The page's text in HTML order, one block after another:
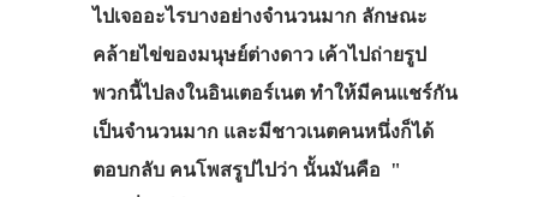
ไปเจออะไรบางอย่างจำนวนมาก ลักษณะ
คล้ายไข่ของมนุษย์ต่างดาว เค้าไปถ่ายรูป
พวกนี้ไปลงในอินเตอร์เนต ทำให้มีคนแชร์กัน
เป็นจำนวนมาก และมีชาวเนตคนหนึ่งก็ได้
ตอบกลับ คนโพสรูปไปว่า นั้นมันคือ "